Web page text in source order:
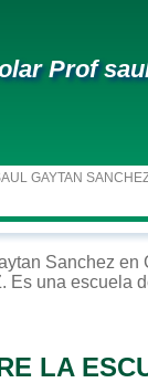
Prof
GAYTAN
Sanchez en
. Es una escuela
LA